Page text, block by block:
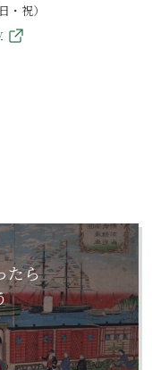
・祝）
たら